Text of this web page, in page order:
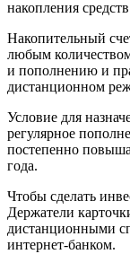
накопления
Накопительный
любым
и пополнению и
дистанционном
Условие для
регулярное
постепенно
года.
Чтобы сделать
Держатели
дистанционными
интернет-банком.